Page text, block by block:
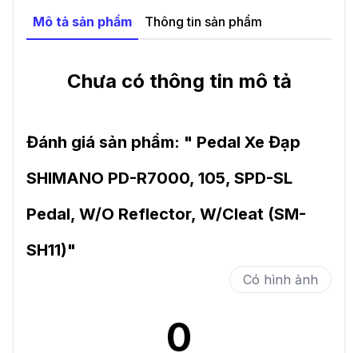
Mô tả sản phẩm Thông tin sản phẩm
Chưa có thông tin mô tả
Đánh giá sản phẩm: " Pedal Xe Đạp
SHIMANO PD-R7000, 105, SPD-SL
Pedal, W/O Reflector, W/Cleat (SM-
SH11)"
Có hình ảnh
0